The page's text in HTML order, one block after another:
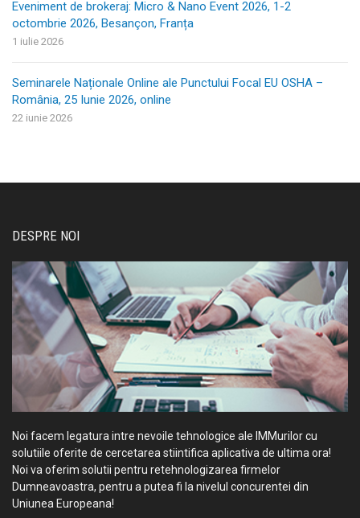
Eveniment de brokeraj: Micro & Nano Event 2026, 1-2
octombrie 2026, Besançon, Franța
1 iulie 2026
Seminarele Naționale Online ale Punctului Focal EU OSHA –
România, 25 Iunie 2026, online
22 iunie 2026
DESPRE NOI
Noi facem legatura intre nevoile tehnologice ale IMMurilor cu
solutiile oferite de cercetarea stiintifica aplicativa de ultima ora!
Noi va oferim solutii pentru retehnologizarea firmelor
Dumneavoastra, pentru a putea fi la nivelul concurentei din
Uniunea Europeana!